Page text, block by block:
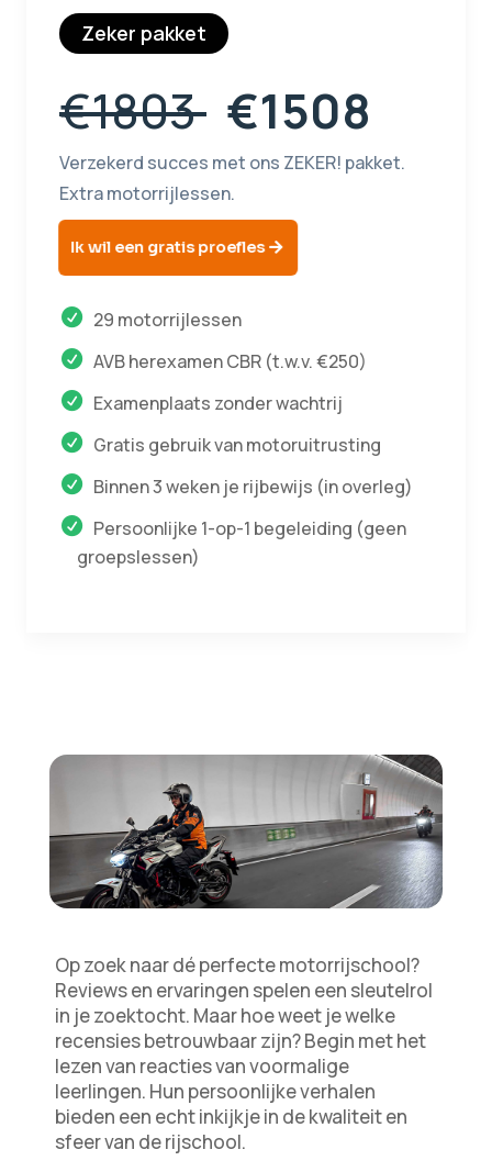
Zeker pakket
€1803 €1508
Verzekerd succes met ons ZEKER! pakket.
Extra motorrijlessen.
Ik wil een gratis proefles
29 motorrijlessen
AVB herexamen CBR (t.w.v. €250)
Examenplaats zonder wachtrij
Gratis gebruik van motoruitrusting
Binnen 3 weken je rijbewijs (in overleg)
Persoonlijke 1-op-1 begeleiding (geen
groepslessen)
Op zoek naar dé perfecte motorrijschool?
Reviews en ervaringen spelen een sleutelrol
in je zoektocht. Maar hoe weet je welke
recensies betrouwbaar zijn? Begin met het
lezen van reacties van voormalige
leerlingen. Hun persoonlijke verhalen
bieden een echt inkijkje in de kwaliteit en
sfeer van de rijschool.